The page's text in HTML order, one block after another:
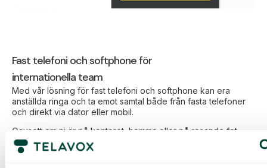
Fast telefoni och softphone för
internationella team
Med vår lösning för fast telefoni och softphone kan era
anställda ringa och ta emot samtal både från fasta telefoner
och direkt via dator eller mobil.
Oavsett om ni är på kontoret, hemma eller på resande fot
erbjuder vi en säker och pålitlig telefoni som fungerar på
både datorn och mobilen – i alla länder.